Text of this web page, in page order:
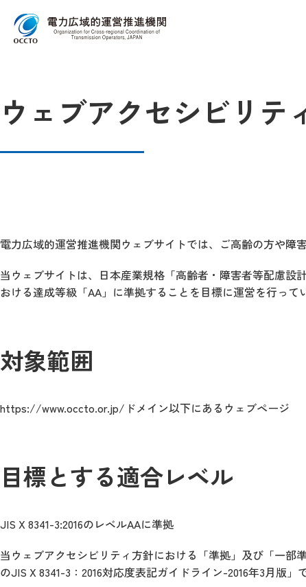
Top
ウェブアクセシビリテ
電力広域的運営推進機関ウェブサイトでは、ご高齢の方や障
当ウェブサイトは、日本産業規格「高齢者・障害者等配慮設
おける達成等級「AA」に準拠することを目標に運営を行って
対象範囲
https://www.occto.or.jp/ドメイン以下にあるウェブページ
目標とする適合レベル
JIS X 8341-3:2016のレベルAAに準拠
当ウェブアクセシビリティ方針における「準拠」及び「一
のJIS X 8341-3：2016対応度表記ガイドライン-2016年3月版」